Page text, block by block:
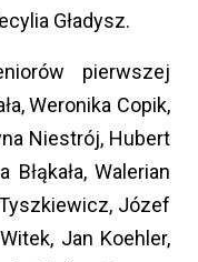
Gładysz.
pierwszej
Weronika Copik,
Niestrój, Hubert
Walerian
Józef
Jan Koehler,